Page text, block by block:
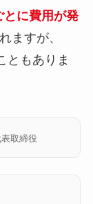
とに費用が発
ますが、
ともありま
取締役